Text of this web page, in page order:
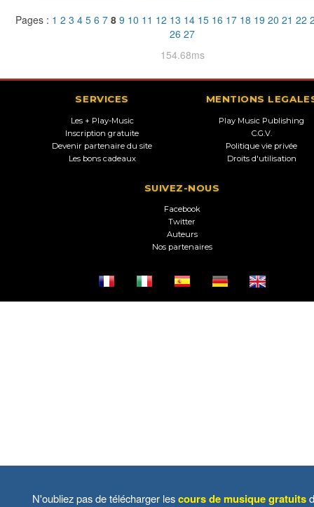
Pages : 1 2 3 4 5 6 7 8 9 10 11 12 13 14 15 16 17 18 19 20 21 22
26 27
154.68ms
SERVICES
Les + Play-Music
Inscription gratuite
Devenir partenaire du site
Les bons cadeaux
MENTIONS
Play Music Publishing
C.G.V.
Politique vie privée
Droits d'utilisation
SUIVEZ-NOUS
Facebook
Twitter
Auteurs
Nos partenaires
N'oubliez pas de télécharger lescours de musique gratuits